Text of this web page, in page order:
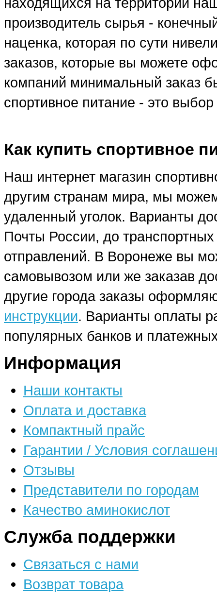
производитель сырья -
наценка, которая по сути
заказов, которые вы можете
компаний минимальный заказ
спортивное питание - это
Как купить спортивное
Наш интернет магазин
другим странам мира, мы
удаленный уголок. Варианты
Почты России, до
отправлений. В Воронеже вы
самовывозом или же заказав
другие города заказы
инструкции. Варианты оплаты
популярных банков и
Информация
Наши контакты
Оплата и доставка
Компактный прайс
Гарантии / Условия
Отзывы
Представители по городам
Качество аминокислот
Служба поддержки
Связаться с нами
Возврат товара